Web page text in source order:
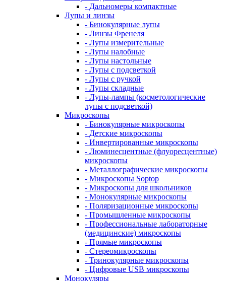
- Дальномеры компактные
Лупы и линзы
- Бинокулярные лупы
- Линзы Френеля
- Лупы измерительные
- Лупы налобные
- Лупы настольные
- Лупы с подсветкой
- Лупы с ручкой
- Лупы складные
- Лупы-лампы (косметологические
лупы с подсветкой)
Микроскопы
- Бинокулярные микроскопы
- Детские микроскопы
- Инвертированные микроскопы
- Люминесцентные (флуоресцентные)
микроскопы
- Металлографические микроскопы
- Микроскопы Soptop
- Микроскопы для школьников
- Монокулярные микроскопы
- Поляризационные микроскопы
- Промышленные микроскопы
- Профессиональные лабораторные
(медицинские) микроскопы
- Прямые микроскопы
- Стереомикроскопы
- Тринокулярные микроскопы
- Цифровые USB микроскопы
Монокуляры